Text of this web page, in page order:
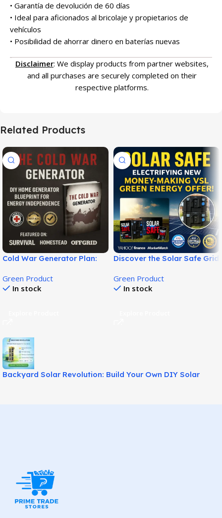
• Garantía de devolución de 60 días
• Ideal para aficionados al bricolaje y propietarios de
vehículos
• Posibilidad de ahorrar dinero en baterías nuevas
Disclaimer: We display products from partner websites,
and all purchases are securely completed on their
respective platforms.
Related Products
Cold War Generator Plan:
Green Product
In stock
Discover the Solar Safe Grid
Building Affordable Backup
Power and Reducing
Green Product
In stock
Backyard Solar Revolution: Build Your Own DIY Solar